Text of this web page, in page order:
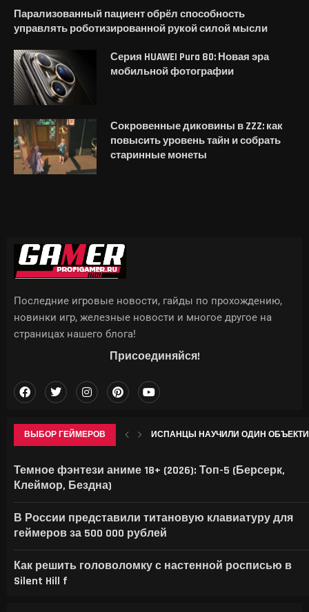
Парализованный пациент обрёл способность
управлять роботизированной рукой силой мысли
Серия HUAWEI Pura 80: Новая эра
мобильной фотографии
Сокровенные диковины в ZZZ: как
повысить уровень тайн и собрать
старинные монеты
ВЫБОР ГЕЙМЕРОВ ИСПАНЦЫ НАУЧИЛИ ОДИН
Темное фэнтези аниме 18+ (2026): Топ-5 (Берсерк,
Клеймор, Бездна)
В России представили титановую клавиатуру для
геймеров за 500 000 рублей
Как решить головоломку с настенной росписью в
Silent Hill f
Последние игровые новости, гайды по прохождению,
новинки игр, железные новости и многое другое на
страницах нашего блога!
Присоединяйся!